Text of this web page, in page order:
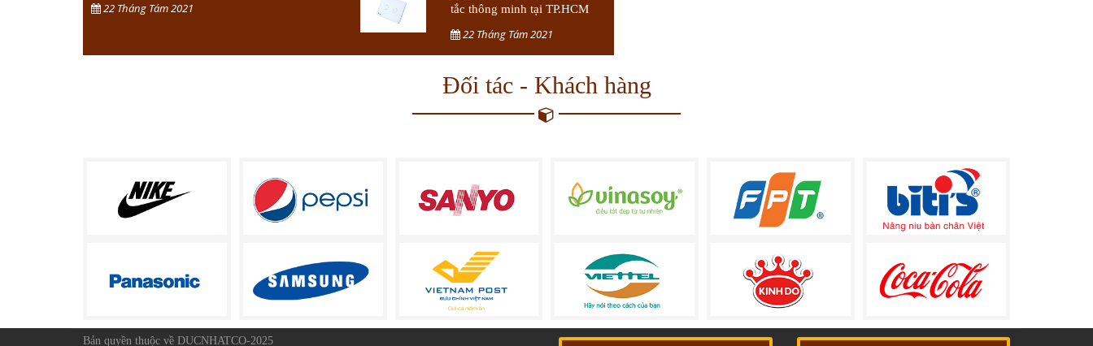
22 Tháng Tám 2021
tắc thông minh tại TP.HCM
22 Tháng Tám 2021
Đối tác - Khách hàng
Bản quyền thuộc về DUCNHATCO-2025